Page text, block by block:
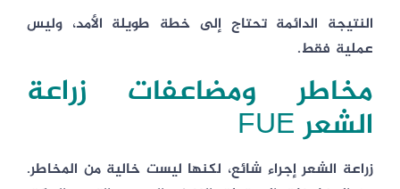
النتيجة الدائمة تحتاج إلى خطة طويلة الأمد، وليس
عملية فقط.
مخاطر ومضاعفات زراعة
الشعر FUE
زراعة الشعر إجراء شائع، لكنها ليست خالية من المخاطر.